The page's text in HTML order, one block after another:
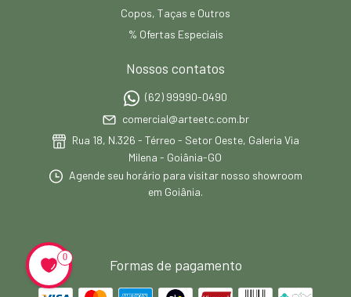
Copos, Taças e Outros
% Ofertas Especiais
Nossos contatos
(62) 99990-0490
comercial@arteetc.com.br
Rua 18, N.326 - Térreo - Setor Oeste, Galeria Via
Milena - Goiânia-GO
Agende seu horário para visitar nosso showroom
em Goiânia.
Formas de pagamento
0